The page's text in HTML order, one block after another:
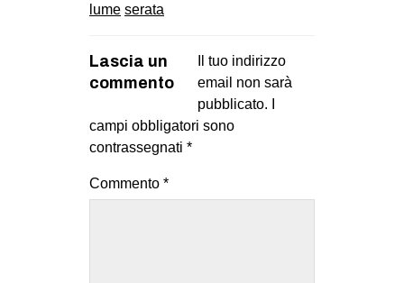
lume serata
Lascia un
commento
Il tuo indirizzo
email non sarà
pubblicato.
campi obbligatori sono
contrassegnati *
Commento *